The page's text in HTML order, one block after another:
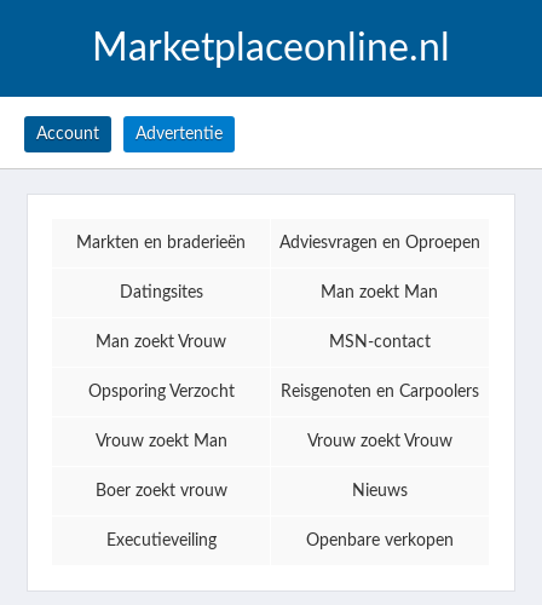
Marketplaceonline.nl
Account Advertentie
Markten en braderieën Adviesvragen en Oproepen
Datingsites Man zoekt Man
Man zoekt Vrouw MSN-contact
Opsporing Verzocht Reisgenoten en Carpoolers
Vrouw zoekt Man Vrouw zoekt Vrouw
Boer zoekt vrouw Nieuws
Executieveiling Openbare verkopen